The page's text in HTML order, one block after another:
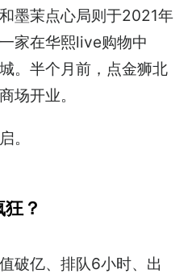
墨茉点心局则于2021年
家在华熙live购物中
。半个月前，点金狮北
场开业。
。
？
破亿、排队6小时、出